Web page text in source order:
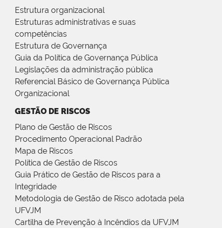
Estrutura organizacional
Estruturas administrativas e suas
competências
Estrutura de Governança
Guia da Política de Governança Pública
Legislações da administração pública
Referencial Básico de Governança Pública
Organizacional
GESTÃO DE RISCOS
Plano de Gestão de Riscos
Procedimento Operacional Padrão
Mapa de Riscos
Política de Gestão de Riscos
Guia Prático de Gestão de Riscos para a
Integridade
Metodologia de Gestão de Risco adotada pela
UFVJM
Cartilha de Prevenção à Incêndios da UFVJM